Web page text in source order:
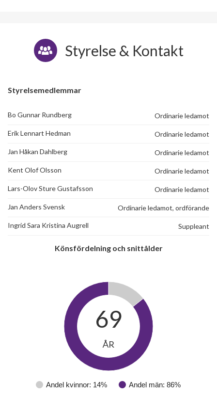
Styrelse & Kontakt
Styrelsemedlemmar
Bo Gunnar Rundberg Ordinarie ledamot
Erik Lennart Hedman Ordinarie ledamot
Jan Håkan Dahlberg Ordinarie ledamot
Kent Olof Olsson Ordinarie ledamot
Lars-Olov Sture Gustafsson Ordinarie ledamot
Jan Anders Svensk Ordinarie ledamot, ordförande
Ingrid Sara Kristina Augrell Suppleant
Könsfördelning och snittålder
Andel kvinnor: 14% Andel män: 86%
69
ÅR